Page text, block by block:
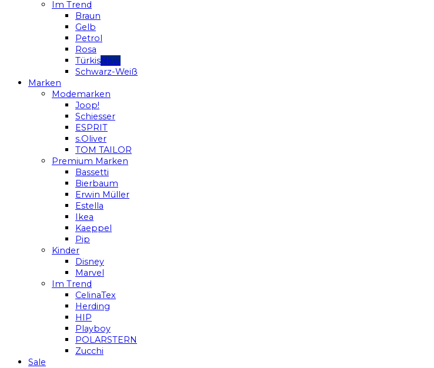
Im Trend
Braun
Gelb
Petrol
Rosa
Türkis
Schwarz-Weiß
Marken
Modemarken
Joop!
Schiesser
ESPRIT
s.Oliver
TOM TAILOR
Premium Marken
Bassetti
Bierbaum
Erwin Müller
Estella
Ikea
Kaeppel
Pip
Kinder
Disney
Marvel
Im Trend
CelinaTex
Herding
HIP
Playboy
POLARSTERN
Zucchi
Sale